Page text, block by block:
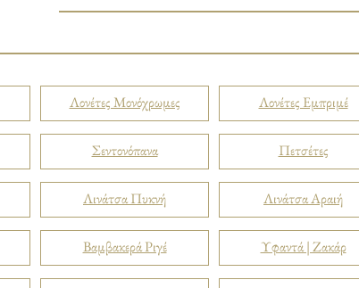
Λονέτες Μονόχρωμες
Σεντονόπανα
Λινάτσα Πυκνή
Βαμβακερά Ριγέ
Λονέτες Εμπριμέ
Πετσέτες
Λινάτσα Αραιή
Υφαντά | Ζακάρ